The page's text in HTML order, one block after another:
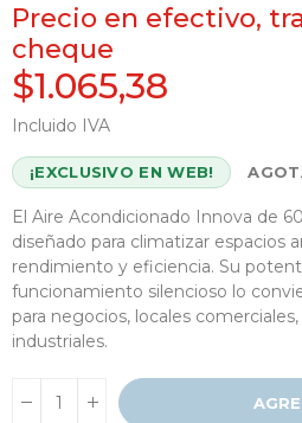
Precio en efectivo,
cheque
$1.065,38
Incluido IVA
¡EXCLUSIVO EN WEB!
El Aire Acondicionado Innova de
diseñado para climatizar espacios
rendimiento y eficiencia. Su
funcionamiento silencioso lo
para negocios, locales
industriales.